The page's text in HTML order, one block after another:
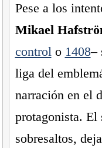
Pese a los
Mikael
controlo 1408–
liga del
narración en el
protagonista. El
sobresaltos,